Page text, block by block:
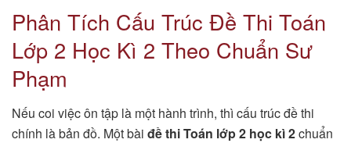
Phân Tích Cấu Trúc Đề Thi Toán
Lớp 2 Học Kì 2 Theo Chuẩn Sư
Phạm
Nếu coi việc ôn tập là một hành trình, thì cấu trúc đề thi
chính là bản đồ. Một bài đề thi Toán lớp 2 học kì 2chuẩn